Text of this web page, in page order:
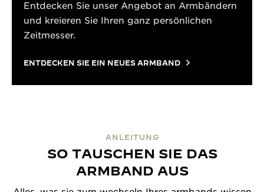
Entdecken Sie unser Angebot an Armbändern
und kreieren Sie Ihren ganz persönlichen
Zeitmesser.
ENTDECKEN SIE EIN NEUES ARMBAND
ANLEITUNG
SO TAUSCHEN SIE DAS
ARMBAND AUS